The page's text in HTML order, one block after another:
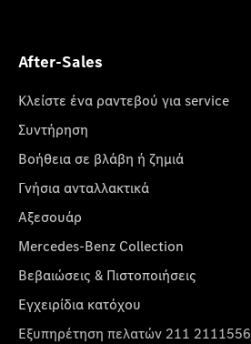
After-Sales
Κλείστε ένα ραντεβού για service
Συντήρηση
Βοήθεια σε βλάβη ή ζημιά
Γνήσια ανταλλακτικά
Αξεσουάρ
Mercedes-Benz Collection
Βεβαιώσεις & Πιστοποιήσεις
Εγχειρίδια κατόχου
Εξυπηρέτηση πελατών 211 2111556